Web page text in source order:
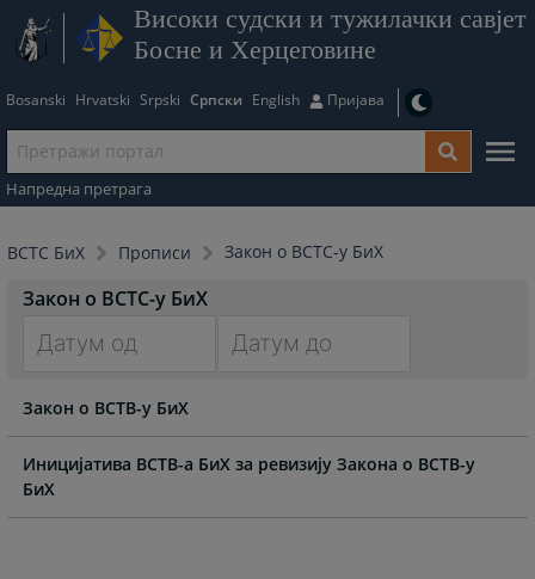
Високи судски и тужилачки савјет
Босне и Херцеговине
Bosanski Hrvatski Srpski Српски English Пријава
Напредна претрага
ВСТС БиХ Прописи Закон о ВСТС-у БиХ
Закон о ВСТС-у БиХ
forward
to
interact
with
the
to
interact
the
Закон о ВСТВ-у БиХ
Иницијатива ВСТВ-а БиХ за ревизију Закона о ВСТВ-у
БиХ